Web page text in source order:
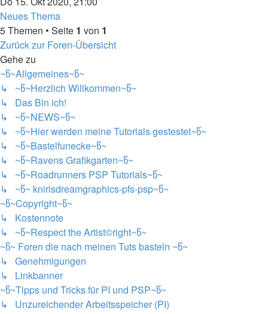
Neues Thema
5 Themen • Seite 1 von 1
Zurück zur Foren-Übersicht
Gehe zu
~წ~Allgemeines~წ~
↳ ~წ~Herzlich Willkommen~წ~
↳ Das Bin ich!
↳ ~წ~NEWS~წ~
↳ ~წ~Hier werden meine Tutorials gestestet~წ~
↳ ~წ~Bastelfunecke~წ~
↳ ~წ~Ravens Grafikgarten~წ~
↳ ~წ~Roadrunners PSP Tutorials~წ~
↳ ~წ~ knirisdreamgraphics-pfs-psp~წ~
~წ~Copyright~წ~
↳ Kostennote
↳ ~წ~Respect the Artist©right~წ~
~წ~ Foren die nach meinen Tuts basteln ~წ~
↳ Genehmigungen
↳ Linkbanner
~წ~Tipps und Tricks für PI und PSP~წ~
↳ Unzureichender Arbeitsspeicher (PI)